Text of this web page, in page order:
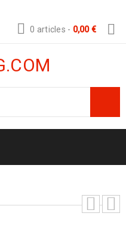
0 articles - 0,00€